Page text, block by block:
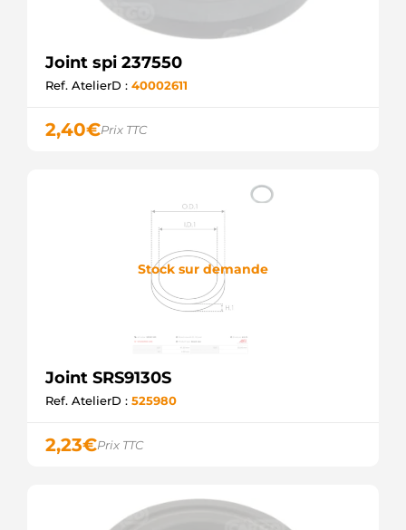
Joint spi 237550
Ref. AtelierD : 40002611
2,40€Prix TTC
Stock sur demande
Joint SRS9130S
Ref. AtelierD : 525980
2,23€Prix TTC